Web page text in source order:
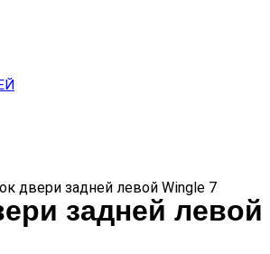
двери задней левой Wingle 7
задней левой